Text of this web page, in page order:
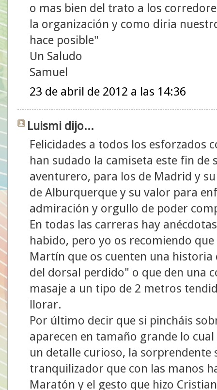
o mas bien del trato a los
la organización y como diria
hace posible"
Un Saludo
Samuel
23 de abril de 2012 a las 14:36
Luismi dijo...
Felicidades a todos los esforzados
han sudado la camiseta este fin de
aventurero, para los de Madrid y
de Alburquerque y su valor para
admiración y orgullo de poder
En todas las carreras hay
habido, pero yo os recomiendo
Martín que os cuenten una
del dorsal perdido" o que den una
masaje a un tipo de 2 metros
llorar.
Por último decir que si pincháis
aparecen en tamaño grande lo
un detalle curioso, la
tranquilizador que con las manos
Maratón y el gesto que hizo